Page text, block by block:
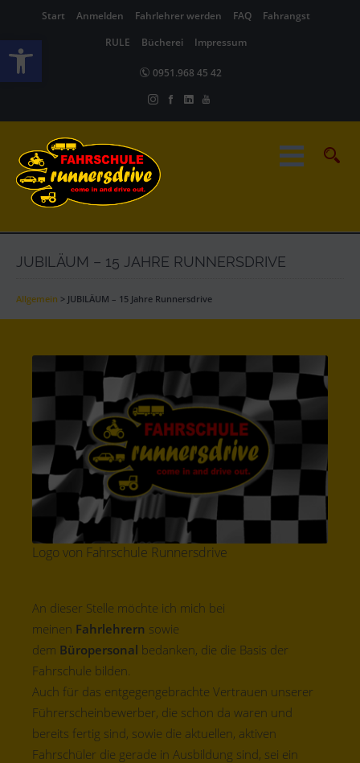
Werkzeugleiste öffnen
Start Anmelden Fahrlehrer werden FAQ
Fahrangst
RULE
Bücherei Impressum
0951.968 45 42
JUBILÄUM – 15 JAHRE RUNNERSDRIVE
Allgemein > JUBILÄUM – 15 Jahre Runnersdrive
Logo von Fahrschule Runnersdrive
An dieser Stelle möchte ich mich bei
meinen Fahrlehrern sowie
dem Büropersonal bedanken, die die Basis der
Fahrschule bilden.
Auch für das entgegengebrachte Vertrauen unserer
Führerscheinbewerber, die schon da waren und
bereits fertig sind, sowie die aktuellen, aktiven
Fahrschüler die gerade in Ausbildung sind, sei ein